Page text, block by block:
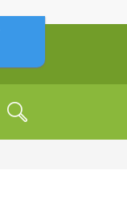
Vyhledávání